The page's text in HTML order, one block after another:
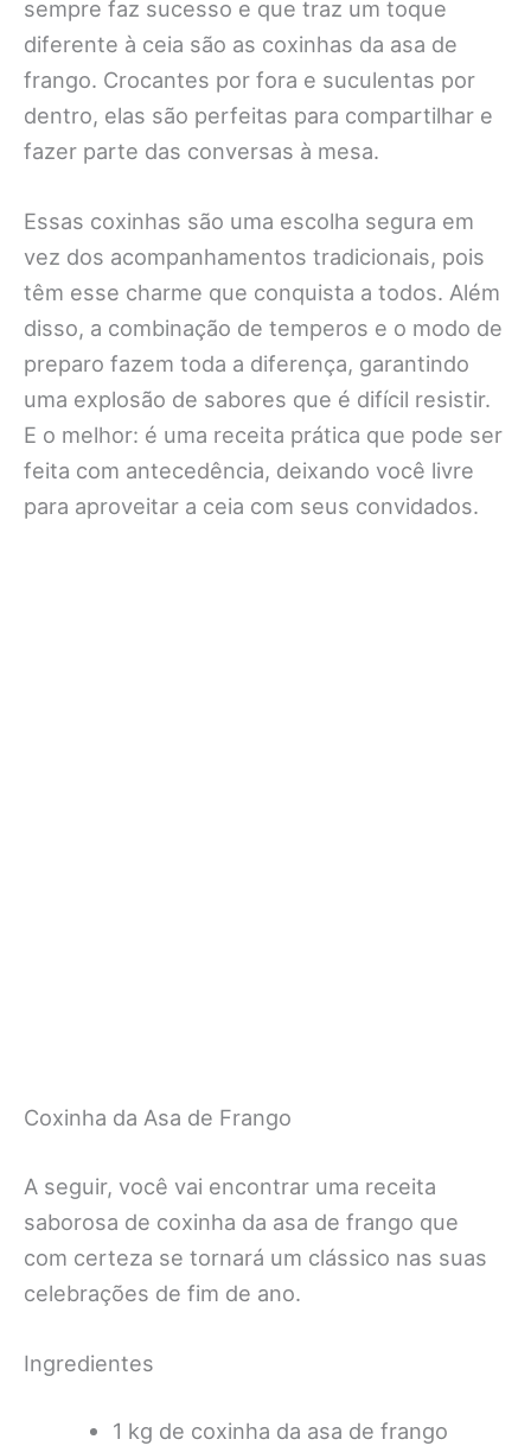
sempre faz sucesso e que traz um toque
diferente à ceia são as coxinhas da asa de
frango. Crocantes por fora e suculentas por
dentro, elas são perfeitas para compartilhar e
fazer parte das conversas à mesa.
Essas coxinhas são uma escolha segura em
vez dos acompanhamentos tradicionais, pois
têm esse charme que conquista a todos. Além
disso, a combinação de temperos e o modo de
preparo fazem toda a diferença, garantindo
uma explosão de sabores que é difícil resistir.
E o melhor: é uma receita prática que pode ser
feita com antecedência, deixando você livre
para aproveitar a ceia com seus convidados.
Coxinha da Asa de Frango
A seguir, você vai encontrar uma receita
saborosa de coxinha da asa de frango que
com certeza se tornará um clássico nas suas
celebrações de fim de ano.
Ingredientes
1 kg de coxinha da asa de frango